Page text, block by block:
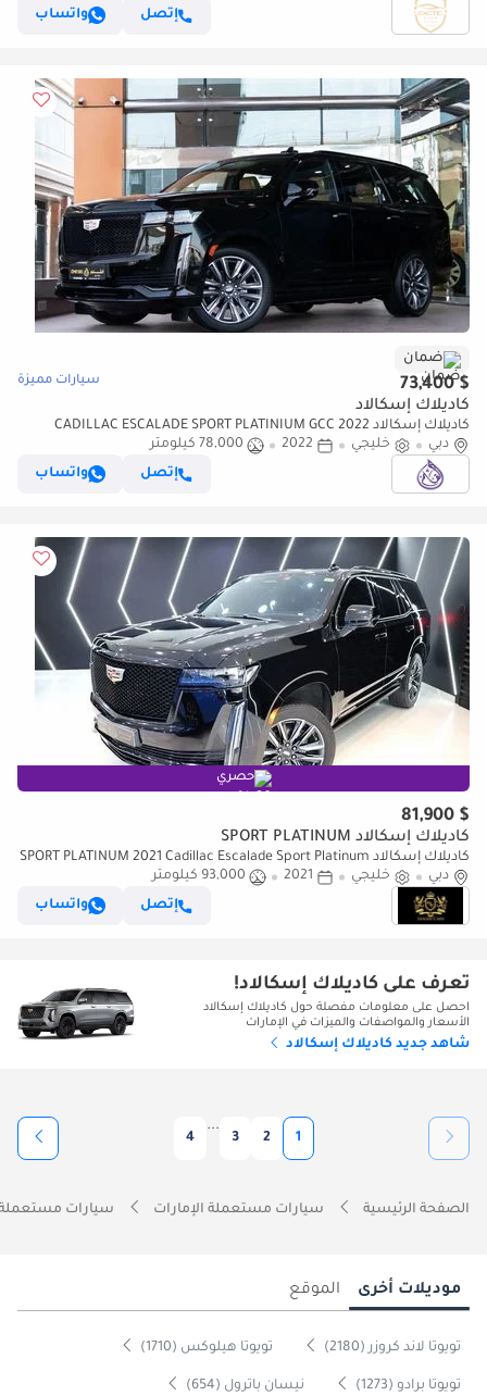
إتصل
واتساب
ضمان
$ 73,400 سيارات مميزة
كاديلاك إسكالاد
كاديلاك إسكالاد 2022 CADILLAC ESCALADE SPORT PLATINIUM GCC
DONE 78,000KM ( WARRANTY TILL 2027 OR 100,000KM )
دبي خليجي 2022
78,000 كيلومتر
إتصل
واتساب
حصري
$ 81,900
كاديلاك إسكالاد SPORT PLATINUM
كاديلاك إسكالاد SPORT PLATINUM 2021 Cadillac Escalade Sport Platinum
| Pilot Seats | STARLIGHT | GCC Specs!!
دبي خليجي 2021
93,000 كيلومتر
إتصل
واتساب
تعرف على كاديلاك إسكالاد!
احصل على معلومات مفصلة حول كاديلاك إسكالاد
الأسعار والمواصفات والميزات في الإمارات
شاهد جديد كاديلاك إسكالاد
1
2
3
...
4
الصفحة الرئيسية سيارات مستعملة الإمارات سيارات
موديلات أخرى الموقع
تويوتا لاند كروزر (2180) تويوتا هيلوكس (1710)
تويوتا برادو (1273) نيسان باترول (654)